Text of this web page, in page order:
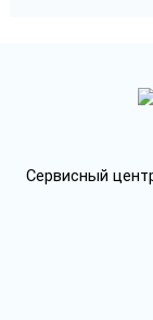
Сервисный